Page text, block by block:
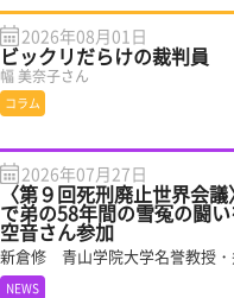
2026年08月01日
ビックリだらけの裁判員
幅 美奈子さん
コラム
2026年07月27日
〈第９回死刑廃止世界会
で弟の58年間の雪冤の闘
空音さん参加
新倉修 青山学院大学名誉教授
NEWS